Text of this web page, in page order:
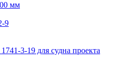
мм
9
3-19 для судна проекта